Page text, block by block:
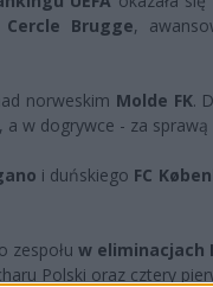
Cercle Brugge,
norweskim Molde FK.
w dogrywce - za
i duńskiego FC
zespołuw eliminacjach
Polski oraz cztery